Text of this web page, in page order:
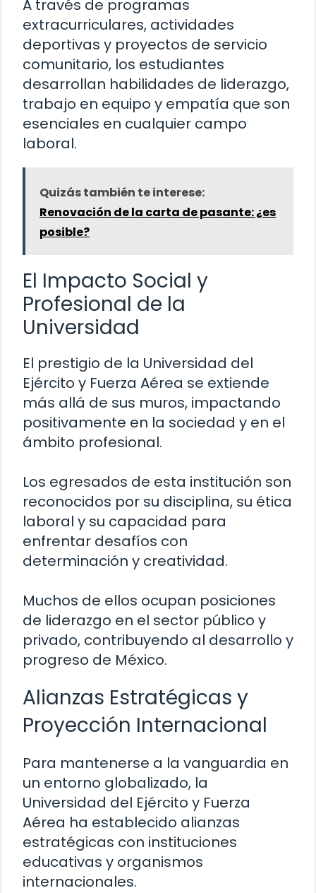
A través de programas
extracurriculares, actividades
deportivas y proyectos de servicio
comunitario, los estudiantes
desarrollan habilidades de liderazgo,
trabajo en equipo y empatía que son
esenciales en cualquier campo
laboral.
Quizás también te interese:
Renovación de la carta de pasante: ¿es
posible?
El Impacto Social y
Profesional de la
Universidad
El prestigio de la Universidad del
Ejército y Fuerza Aérea se extiende
más allá de sus muros, impactando
positivamente en la sociedad y en el
ámbito profesional.
Los egresados de esta institución son
reconocidos por su disciplina, su ética
laboral y su capacidad para
enfrentar desafíos con
determinación y creatividad.
Muchos de ellos ocupan posiciones
de liderazgo en el sector público y
privado, contribuyendo al desarrollo y
progreso de México.
Alianzas Estratégicas y
Proyección Internacional
Para mantenerse a la vanguardia en
un entorno globalizado, la
Universidad del Ejército y Fuerza
Aérea ha establecido alianzas
estratégicas con instituciones
educativas y organismos
internacionales.